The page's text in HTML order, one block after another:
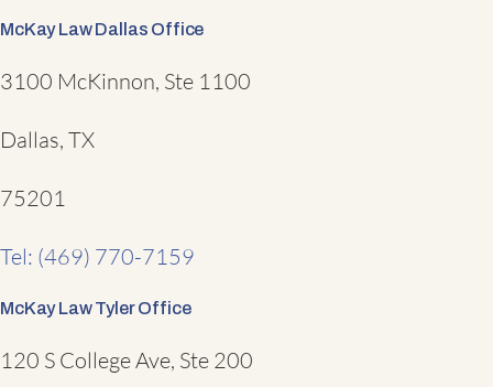
McKay Law Dallas Office
3100 McKinnon, Ste 1100
Dallas, TX
75201
Tel: (469) 770-7159
McKay Law Tyler Office
120 S College Ave, Ste 200